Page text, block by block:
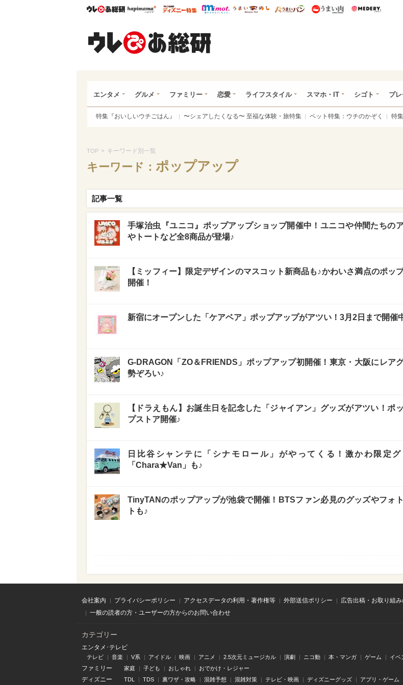
ウレぴあ総研ハピママ* ウレぴあ総研 ディズニー特集
mimot. うまいめし うまいパン うまい肉
エンタメ グルメ ファミリー 恋愛 ライフスタイル スマホ・IT シゴト プ
特集『おいしいウチごはん』 〜シェアしたくなる〜 至福な体験・旅特集 ペット特集：ウチのかぞく 特
TOP > キーワード別一覧
キーワード： ポップアップ
記事一覧
手塚治虫『ユニコ』ポップアップショップ開催中！ユニコや仲間たちの
やトートなど全8商品が登場♪
【ミッフィー】限定デザインのマスコット新商品も♪かわいさ満点のポッ
開催！
新宿にオープンした「ケアベア」ポップアップがアツい！3月2日まで開催
G-DRAGON「ZO＆FRIENDS」ポップアップ初開催！東京・大阪にレア
勢ぞろい♪
【ドラえもん】お誕生日を記念した「ジャイアン」グッズがアツい！ポ
プストア開催♪
日比谷シャンテに「シナモロール」がやってくる！激かわ限定グ
「Chara★Van」も♪
TinyTANのポップアップが池袋で開催！BTSファン必見のグッズやフォ
トも♪
会社案内 プライバシーポリシー アクセスデータの利用・著作権等 外部送信ポリシー
広告出稿・お取り組
一般の読者の方・ユーザーの方からのお問い合わせ
カテゴリー
エンタメ･テレビ
テレビ 音楽 V系 アイドル 映画 アニメ 2.5次元ミュージカル 演劇 ニコ動 本・マンガ ゲーム イベ
ファミリー 家庭 子ども おしゃれ おでかけ・レジャー
ディズニー TDL TDS 裏ワザ・攻略 混雑予想 混雑対策 テレビ・映画 ディズニーグッズ アプリ・ゲーム